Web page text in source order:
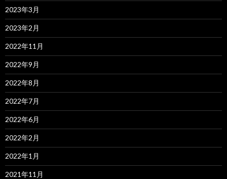
2023年3月
2023年2月
2022年11月
2022年9月
2022年8月
2022年7月
2022年6月
2022年2月
2022年1月
2021年11月